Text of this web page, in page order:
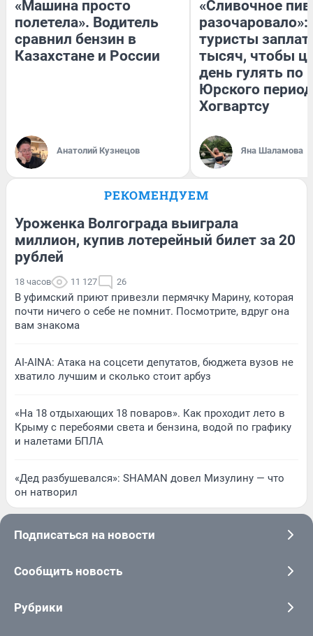
«Машина просто
полетела». Водитель
сравнил бензин в
Казахстане и России
Анатолий Кузнецов
«Сливочное
разочаровало»:
туристы
тысяч, чтобы
день гулять по
Юрского
Хогвартсу
Яна Шаламова
РЕКОМЕНДУЕМ
Уроженка Волгограда выиграла
миллион, купив лотерейный билет за 20
рублей
18 часов 11 127 26
В уфимский приют привезли пермячку Марину, которая
почти ничего о себе не помнит. Посмотрите, вдруг она
вам знакома
AI-AINA: Атака на соцсети депутатов, бюджета вузов не
хватило лучшим и сколько стоит арбуз
«На 18 отдыхающих 18 поваров». Как проходит лето в
Крыму с перебоями света и бензина, водой по графику
и налетами БПЛА
«Дед разбушевался»: SHAMAN довел Мизулину — что
он натворил
Подписаться на новости
Сообщить новость
Рубрики